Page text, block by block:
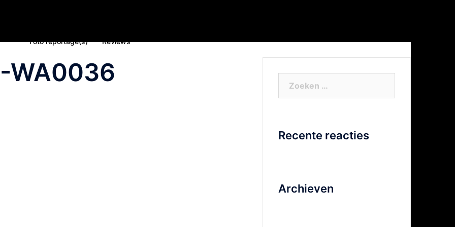
Foto reportage(s)
Reviews
WA0036
Recente reacties
Archieven